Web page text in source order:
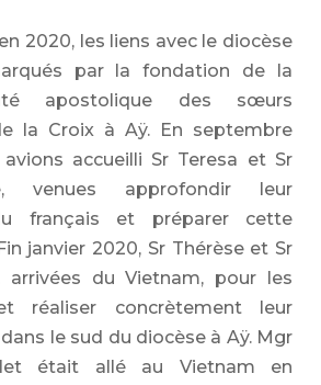
2020, les liens avec le diocèse
par la fondation de la
apostolique des sœurs
la Croix à Aÿ. En septembre
avions accueilli Sr Teresa et Sr
venues approfondir leur
français et préparer cette
janvier 2020, Sr Thérèse et Sr
arrivées du Vietnam, pour les
réaliser concrètement leur
le sud du diocèse à Aÿ. Mgr
était allé au Vietnam en